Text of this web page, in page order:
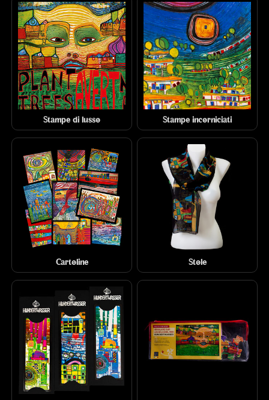
Stampe di lusso Stampe incorniciati
Cartoline Stole